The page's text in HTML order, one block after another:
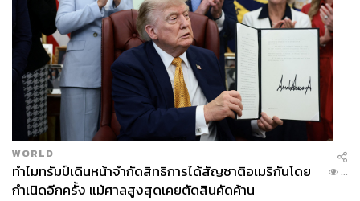
WORLD
ทำไมทรัมป์เดินหน้าจำกัดสิทธิการได้สัญชาติอเมริกันโดย
กำเนิดอีกครั้ง แม้ศาลสูงสุดเคยตัดสินคัดค้าน
...